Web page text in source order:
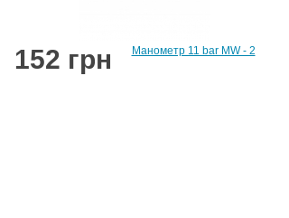
Манометр 11 bar MW - 2
152 грн